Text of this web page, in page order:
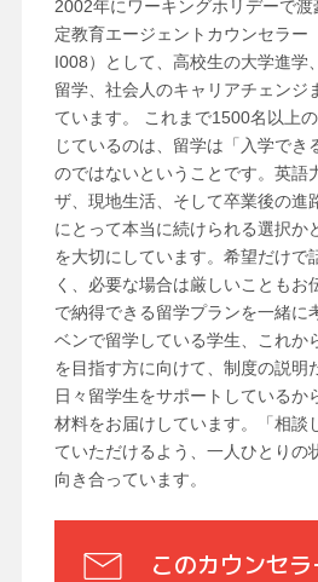
2002年にワーキングホリデーで
定教育エージェントカウンセラー
I008）として、高校生の大学進学
留学、社会人のキャリアチェンジ
ています。 これまで1500名以上
じているのは、留学は「入学でき
のではないということです。英語
ザ、現地生活、そして卒業後の進
にとって本当に続けられる選択か
を大切にしています。希望だけで
く、必要な場合は厳しいこともお
で納得できる留学プランを一緒に
ベンで留学している学生、これか
を目指す方に向けて、制度の説明
日々留学生をサポートしているか
材料をお届けしています。「相談
ていただけるよう、一人ひとりの
向き合っています。
このカウンセ